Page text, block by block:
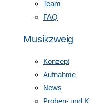
Team
FAQ
Musikzweig
Konzept
Aufnahme
News
Proben- und